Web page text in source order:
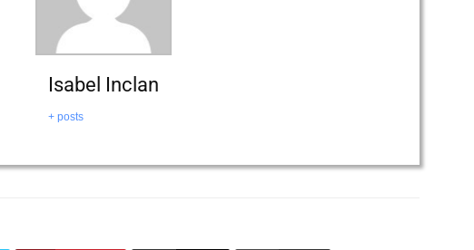
Isabel Inclan
+ posts